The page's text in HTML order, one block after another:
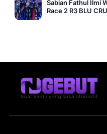
Sabian Fathul Ilmi
Race 2 R3 BLU